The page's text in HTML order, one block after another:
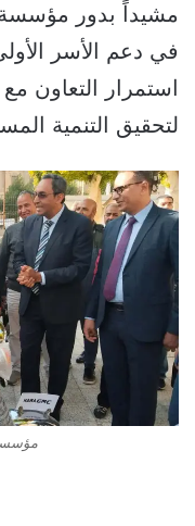
مشيداً بدور
في دعم الأسر
استمرار التعاون
لتحقيق التنمية